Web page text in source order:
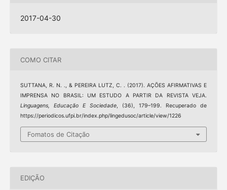
2017-04-30
COMO CITAR
SUTTANA, R. N. ., & PEREIRA LUTZ, C. . (2017). AÇÕES AFIRMATIVAS E
IMPRENSA NO BRASIL: UM ESTUDO A PARTIR DA REVISTA VEJA.
Linguagens, Educação E Sociedade, (36), 179–199. Recuperado de
https://periodicos.ufpi.br/index.php/lingedusoc/article/view/1226
Fomatos de Citação
EDIÇÃO